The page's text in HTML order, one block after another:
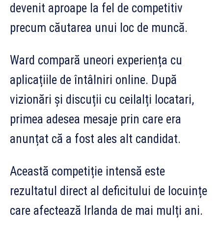
devenit aproape la fel de competitiv
precum căutarea unui loc de muncă.
Ward compară uneori experiența cu
aplicațiile de întâlniri online. După
vizionări și discuții cu ceilalți locatari,
primea adesea mesaje prin care era
anunțat că a fost ales alt candidat.
Această competiție intensă este
rezultatul direct al deficitului de locuințe
care afectează Irlanda de mai mulți ani.